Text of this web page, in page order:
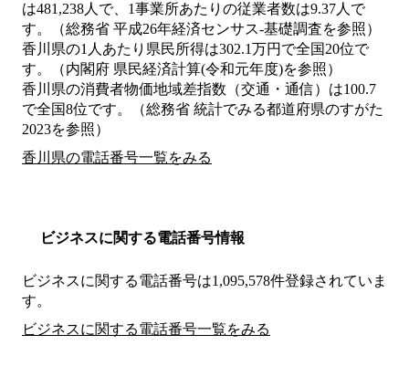
は481,238人で、1事業所あたりの従業者数は9.37人で
す。（総務省 平成26年経済センサス‐基礎調査を参照）
香川県の1人あたり県民所得は302.1万円で全国20位で
す。（内閣府 県民経済計算(令和元年度)を参照）
香川県の消費者物価地域差指数（交通・通信）は100.7
で全国8位です。（総務省 統計でみる都道府県のすがた
2023を参照）
香川県の電話番号一覧をみる
ビジネスに関する電話番号情報
ビジネスに関する電話番号は1,095,578件登録されていま
す。
ビジネスに関する電話番号一覧をみる